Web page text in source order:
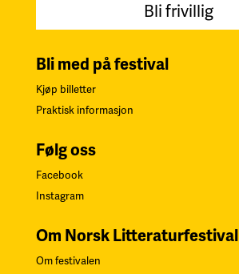
Bli frivillig
Bli med på festival
Kjøp billetter
Praktisk informasjon
Følg oss
Facebook
Instagram
Om Norsk Litteraturfestival
Om festivalen